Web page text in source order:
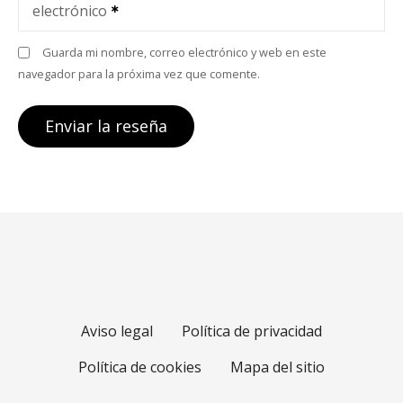
electrónico
Guarda mi nombre, correo electrónico y web en este
navegador para la próxima vez que comente.
Aviso legal
Política de privacidad
Política de cookies
Mapa del sitio